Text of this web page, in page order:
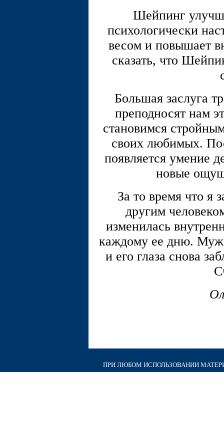
Шейпинг
психологически
весом и повышает
сказать, что
Большая заслуга
преподносят нам
становимся
своих любимых.
появляется умение
новые
За то время что я
другим
изменилась
каждому ее дню. Муж
и его глаза снова
ПРИ ЛЮБОМ ИСПОЛЬЗОВАНИИ